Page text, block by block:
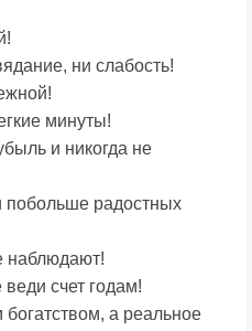
ни слабость!
минуты!
и никогда не
побольше радостных
наблюдают!
счет годам!
богатством, а реальное